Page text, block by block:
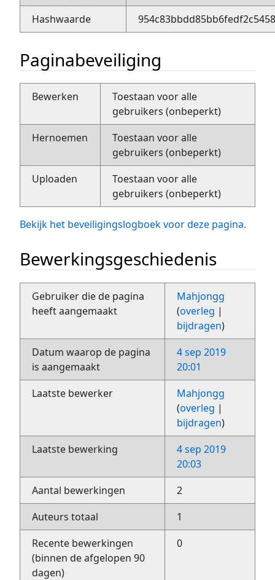
Hashwaarde
Paginabeveiliging
Bewerken
Toestaan voor alle
gebruikers (onbeperkt)
Hernoemen
Toestaan voor alle
gebruikers (onbeperkt)
Uploaden
Toestaan voor alle
gebruikers (onbeperkt)
Bekijk het beveiligingslogboek voor deze pagina.
Bewerkingsgeschiedenis
Gebruiker die de pagina
heeft aangemaakt
Mahjongg
(overleg |
bijdragen)
Datum waarop de pagina
is aangemaakt
4 sep 2019
20:01
Laatste bewerker
Mahjongg
(overleg |
bijdragen)
Laatste bewerking
4 sep 2019
20:03
Aantal bewerkingen
2
Auteurs totaal
1
Recente bewerkingen
(binnen de afgelopen 90
dagen)
0